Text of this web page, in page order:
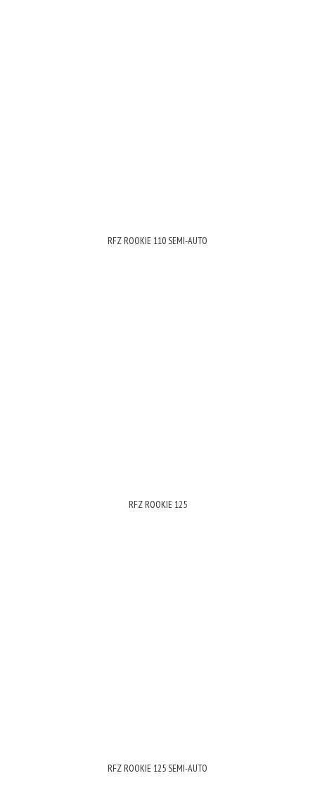
RFZ ROOKIE 110 SEMI-AUTO
RFZ ROOKIE 125
RFZ ROOKIE 125 SEMI-AUTO